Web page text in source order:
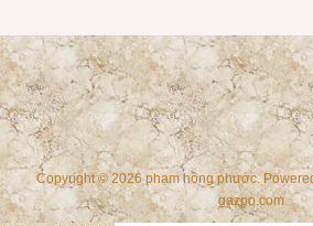
Copyright © 2026 phạm hồng phước.
gazpo.com.